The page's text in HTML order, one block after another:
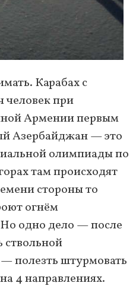
Карабах с
человек при
Армении первым
Азербайджан — это
олимпиады по
там происходят
стороны то
огнём
одно дело — после
ствольной
полезть штурмовать
4 направлениях.